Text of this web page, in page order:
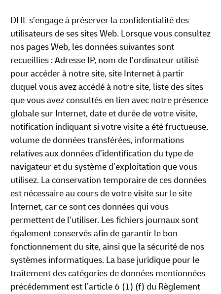
DHL s’engage à préserver la confidentialité des
utilisateurs de ses sites Web. Lorsque vous consultez
nos pages Web, les données suivantes sont
recueillies : Adresse IP, nom de l’ordinateur utilisé
pour accéder à notre site, site Internet à partir
duquel vous avez accédé à notre site, liste des sites
que vous avez consultés en lien avec notre présence
globale sur Internet, date et durée de votre visite,
notification indiquant si votre visite a été fructueuse,
volume de données transférées, informations
relatives aux données d’identification du type de
navigateur et du système d’exploitation que vous
utilisez. La conservation temporaire de ces données
est nécessaire au cours de votre visite sur le site
Internet, car ce sont ces données qui vous
permettent de l’utiliser. Les fichiers journaux sont
également conservés afin de garantir le bon
fonctionnement du site, ainsi que la sécurité de nos
systèmes informatiques. La base juridique pour le
traitement des catégories de données mentionnées
précédemment est l’article 6 (1) (f) du Règlement